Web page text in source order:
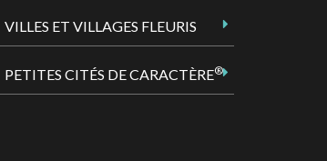
VILLES ET VILLAGES FLEURIS
PETITES CITÉS DE CARACTÈRE®